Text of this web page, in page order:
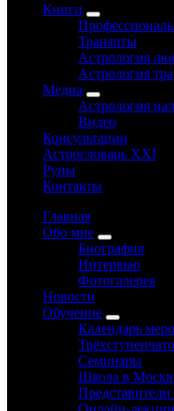
Книги
Транзиты
Астрология
Астрология
Медиа
Астрология
Видео
Консультации
Астрословарь XXI
Руны
Контакты
Главная
Обо мне
Биография
Интервью
Фотогалерея
Новости
Обучение
Календарь
Семинары
Школа в